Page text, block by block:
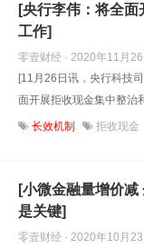
[央行李伟：将全
工作]
零壹财经 · 2020年11月26
[11月26日讯，央行科技
面开展拒收现金集中整治
长效机制 拒收现金
[小微金融量增价减
是关键]
零壹财经 · 2020年10月23